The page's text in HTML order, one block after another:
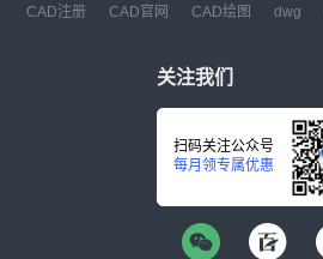
CAD注册
CAD官网 CAD绘图 dwg
关注我们
扫码关注公众号
每月领专属优惠